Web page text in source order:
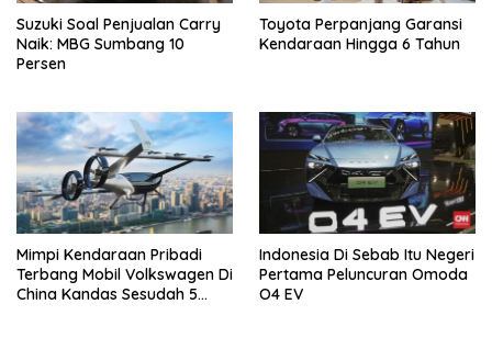
Suzuki Soal Penjualan Carry
Naik: MBG Sumbang 10
Persen
Toyota Perpanjang Garansi
Kendaraan Hingga 6 Tahun
Mimpi Kendaraan Pribadi
Terbang Mobil Volkswagen Di
China Kandas Sesudah 5
Indonesia Di Sebab Itu Negeri
Pertama Peluncuran Omoda
O4 EV